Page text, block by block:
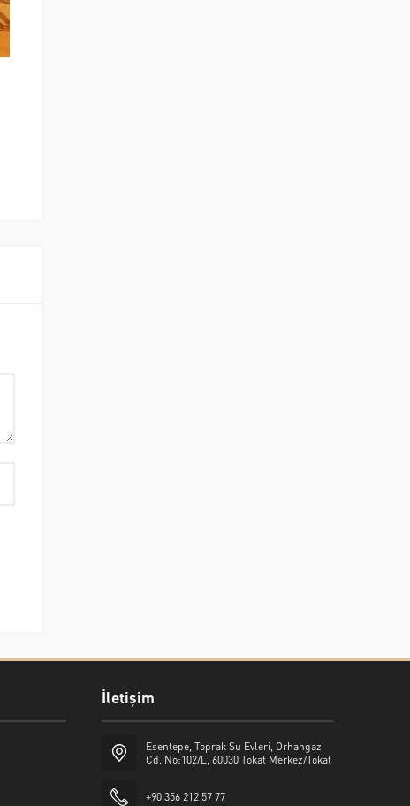
İletişim
Esentepe, Toprak Su Evleri, Orhangazi
Cd. No:102/L, 60030 Tokat Merkez/Tokat
+90 356 212 57 77